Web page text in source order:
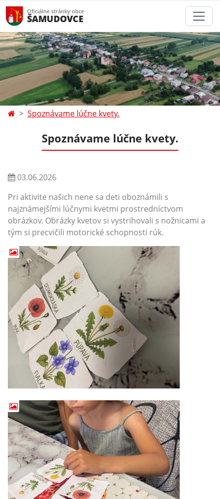
Oficiálne stránky obce
ŠAMUDOVCE
Spoznávame lúčne kvety.
Spoznávame lúčne kvety.
03.06.2026
Pri aktivite našich nene sa deti oboznámili s
najznámejšími lúčnymi kvetmi prostredníctvom
obrázkov. Obrázky kvetov si vystrihovali s nožnicami a
tým si precvičili motorické schopnosti rúk.